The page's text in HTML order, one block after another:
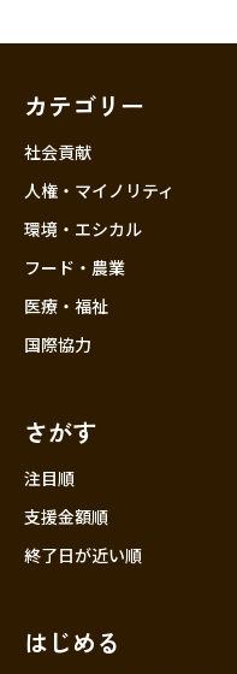
カテゴリー
社会貢献
人権・マイノリティ
環境・エシカル
フード・農業
医療・福祉
国際協力
さがす
注目順
支援金額順
終了日が近い順
はじめる